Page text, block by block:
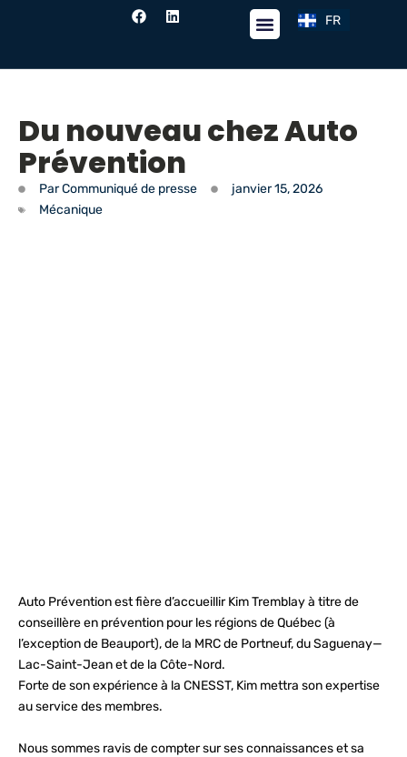
FR
EN
Du nouveau chez Auto
Prévention
ParCommuniqué de presse
janvier 15, 2026
Mécanique
Auto Prévention est fière d’accueillir Kim Tremblay à titre de
conseillère en prévention pour les régions de Québec (à
l’exception de Beauport), de la MRC de Portneuf, du Saguenay—
Lac-Saint-Jean et de la Côte-Nord.
Forte de son expérience à la CNESST, Kim mettra son expertise
au service des membres.
Nous sommes ravis de compter sur ses connaissances et sa